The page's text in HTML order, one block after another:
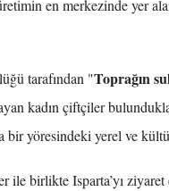
en merkezinde yer
tarafından "Toprağın
kadın çiftçiler
bir yöresindeki yerel ve
ile birlikte Isparta’yı